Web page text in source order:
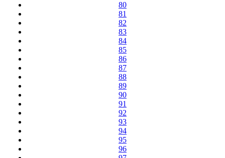
80
81
82
83
84
85
86
87
88
89
90
91
92
93
94
95
96